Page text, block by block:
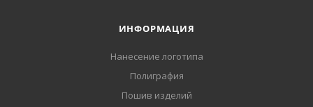
ИНФОРМАЦИЯ
Нанесение логотипа
Полиграфия
Пошив изделий